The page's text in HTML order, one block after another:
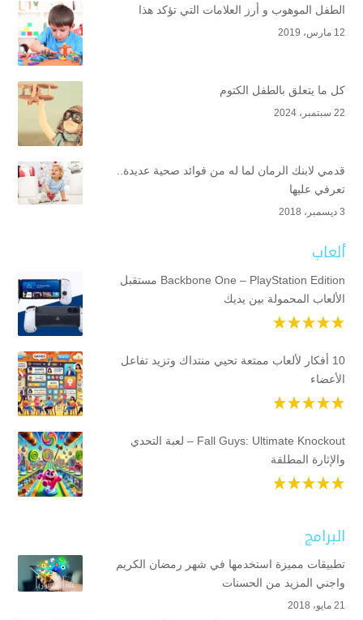
الطفل الموهوب و أرز العلامات التي تؤكد هذا
12 مارس، 2019
كل ما يتعلق بالطفل الكتوم
22 سبتمبر، 2024
قدمي لابنك الرمان لما له من فوائد صحية عديدة..
تعرفي عليها
3 ديسمبر، 2018
ألعاب
Backbone One – PlayStation Edition مستقبل
الألعاب المحمولة بين يديك
10 أفكار لألعاب ممتعة تحيي منتداك وتزيد تفاعل
الأعضاء
Fall Guys: Ultimate Knockout – لعبة التحدي
والإثارة المطلقة
البرامج
تطبيقات مميزة استخدمها في شهر رمضان الكريم
واجني المزيد من الحسنات
21 مايو، 2018